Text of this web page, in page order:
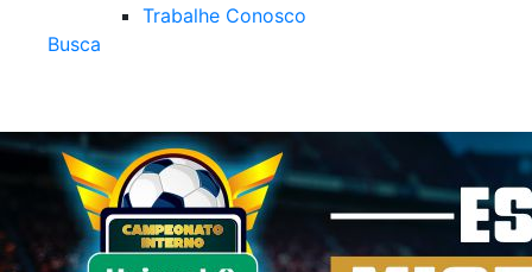
Trabalhe Conosco
Busca